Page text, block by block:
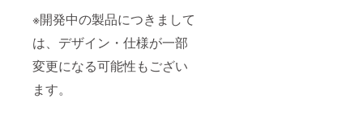
※開発中の製品につきまして
は、デザイン・仕様が一部
変更になる可能性もござい
ます。